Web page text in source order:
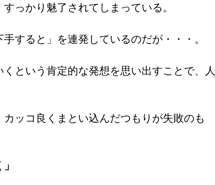
っかり魅了されてしまっている。
すると」を連発しているのだが・・・。
という肯定的な発想を思い出すことで、人
カッコ良くまとい込んだつもりが失敗のも